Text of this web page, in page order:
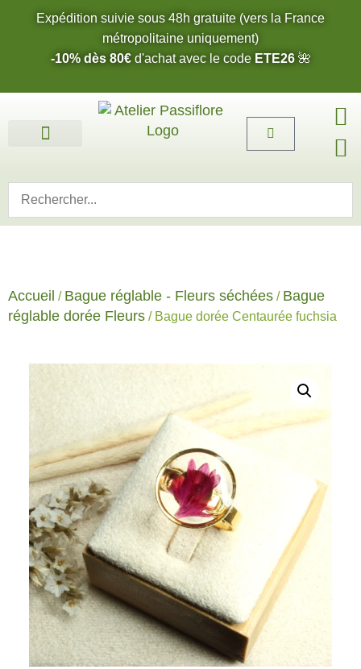
Expédition suivie sous 48h gratuite (vers la France
métropolitaine uniquement)
-10% dès 80€d'achat avec le code ETE26🌺
Accueil / Bague réglable - Fleurs séchées / Bague
réglable dorée Fleurs / Bague dorée Centaurée fuchsia